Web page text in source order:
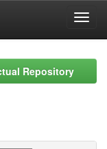
Repository